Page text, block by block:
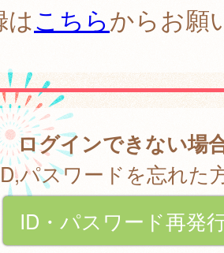
はこちらからお願
ログインできない場
パスワードを忘れた
ID・パスワード再発